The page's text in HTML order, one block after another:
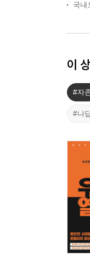
국내
이
#자
#나